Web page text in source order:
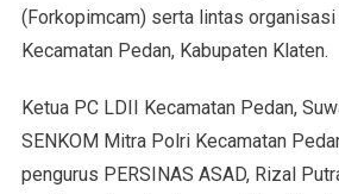
(Forkopimcam) serta lintas
Kecamatan Pedan, Kabupaten Klaten.
Ketua PC LDII Kecamatan Pedan,
SENKOM Mitra Polri Kecamatan
pengurus PERSINAS ASAD, Rizal